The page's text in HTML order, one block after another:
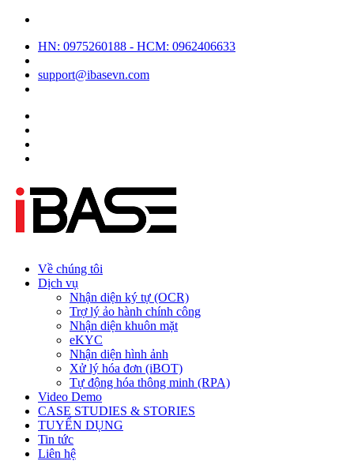
HN: 0975260188 - HCM: 0962406633
support@ibasevn.com
Về chúng tôi
Dịch vụ
Nhận diện ký tự (OCR)
Trợ lý ảo hành chính công
Nhận diện khuôn mặt
eKYC
Nhận diện hình ảnh
Xử lý hóa đơn (iBOT)
Tự động hóa thông minh (RPA)
Video Demo
CASE STUDIES & STORIES
TUYỂN DỤNG
Tin tức
Liên hệ